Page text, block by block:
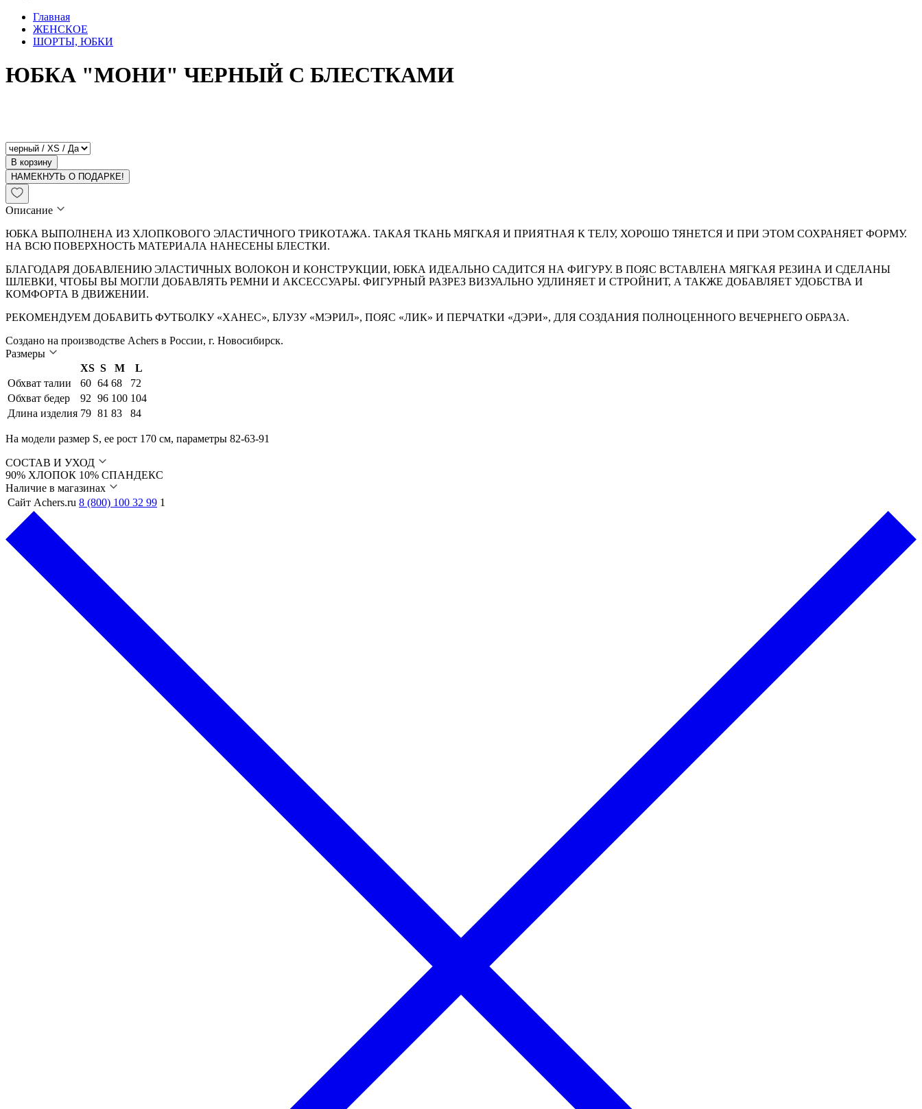
Главная
ЖЕНСКОЕ
ШОРТЫ, ЮБКИ
ЮБКА "МОНИ" ЧЕРНЫЙ С БЛЕСТКАМИ
В корзину
НАМЕКНУТЬ О ПОДАРКЕ!
Описание
ЮБКА ВЫПОЛНЕНА ИЗ ХЛОПКОВОГО ЭЛАСТИЧНОГО ТРИКОТАЖА. ТАКАЯ ТКАНЬ МЯГКАЯ И ПРИЯТНАЯ К ТЕЛУ, ХОРОШО ТЯНЕТСЯ И ПРИ ЭТОМ СОХРАНЯЕТ ФОРМУ.
НА ВСЮ ПОВЕРХНОСТЬ МАТЕРИАЛА НАНЕСЕНЫ БЛЕСТКИ.
БЛАГОДАРЯ ДОБАВЛЕНИЮ ЭЛАСТИЧНЫХ ВОЛОКОН И КОНСТРУКЦИИ, ЮБКА ИДЕАЛЬНО САДИТСЯ НА ФИГУРУ. В ПОЯС ВСТАВЛЕНА МЯГКАЯ РЕЗИНА И СДЕЛАНЫ
ШЛЕВКИ, ЧТОБЫ ВЫ МОГЛИ ДОБАВЛЯТЬ РЕМНИ И АКСЕССУАРЫ. ФИГУРНЫЙ РАЗРЕЗ ВИЗУАЛЬНО УДЛИНЯЕТ И СТРОЙНИТ, А ТАКЖЕ ДОБАВЛЯЕТ УДОБСТВА И
КОМФОРТА В ДВИЖЕНИИ.
РЕКОМЕНДУЕМ ДОБАВИТЬ ФУТБОЛКУ «ХАНЕС», БЛУЗУ «МЭРИЛ», ПОЯС «ЛИК» И ПЕРЧАТКИ «ДЭРИ», ДЛЯ СОЗДАНИЯ ПОЛНОЦЕННОГО ВЕЧЕРНЕГО ОБРАЗА.
Создано на производстве Achers в России, г. Новосибирск.
Размеры
XS S M
L
Обхват талии
60 64 68
72
Обхват бедер
92 96 100 104
Длина изделия 79 81 83 84
На модели размер S, ее рост 170 см, параметры 82-63-91
СОСТАВ И УХОД
90% ХЛОПОК 10% СПАНДЕКС
Наличие в магазинах
Сайт Achers.ru 8 (800) 100 32 99 1